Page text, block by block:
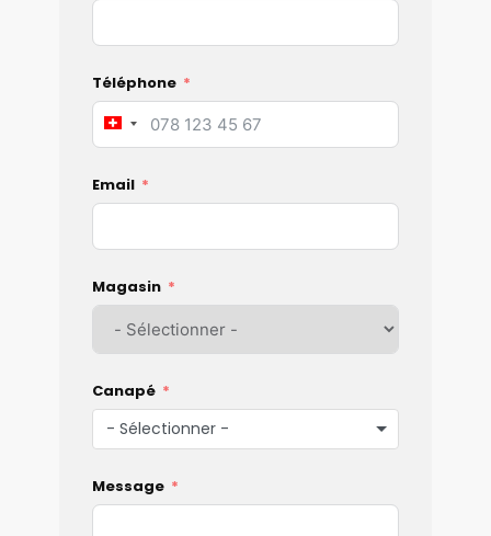
Téléphone
Switzerland
Email
Magasin
Canapé
- Sélectionner -
Message